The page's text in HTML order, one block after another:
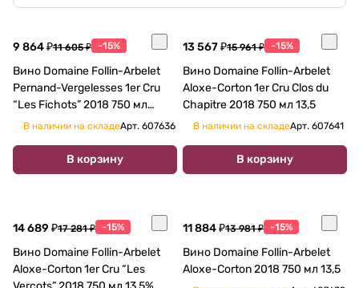
9 864 ₽11 605 ₽ -15%
Вино Domaine Follin-Arbelet
Pernand-Vergelesses 1er Cru
“Les Fichots” 2018 750 мл
13,5%
В наличии на складеАрт. 607636
В корзину
13 567 ₽15 961 ₽ -15%
Вино Domaine Follin-Arbelet
Aloxe-Corton 1er Cru Clos du
Chapitre 2018 750 мл 13,5
В наличии на складеАрт. 607641
В корзину
14 689 ₽17 281 ₽ -15%
Вино Domaine Follin-Arbelet
Aloxe-Corton 1er Cru “Les
11 884 ₽13 981 ₽ -15%
Вино Domaine Follin-Arbelet
Aloxe-Corton 2018 750 мл 13,5